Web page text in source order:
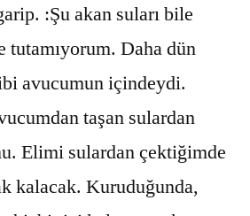
:Şu akan suları bile
tutamıyorum. Daha dün
avucumun içindeydi.
taşan sulardan
Elimi sulardan çektiğimde
kalacak. Kuruduğunda,